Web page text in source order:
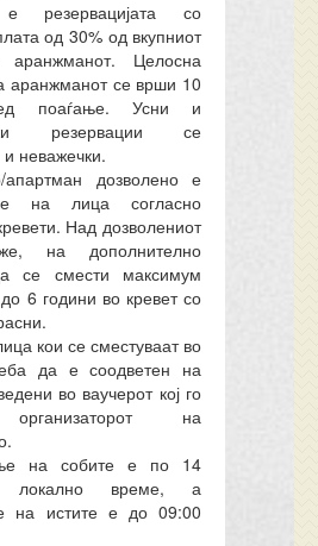
резервацијата со
од 30% од вкупниот
Целосна
аранжманот се врши 10
поаѓање. Усни и
резервации се
неважечки.
апартман дозволено е
на лица согласно
Наддозволениот
на дополнително
се смести
максимум
6 години во кревет со
кои се сместуваат во
да е соодветен на
во ваучерот кој го
на
на собите е по 14
време, а
на истите е до 09:00